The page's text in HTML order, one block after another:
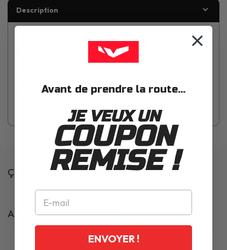
Description
Dmd Pinlock Rivale 06
Dmd Rivale 06
Ça pourrait t'intéresser
Articles complémentaires
Avant de prendre la route...
JE VEUX UN
COUPON
REMISE !
ENVOYER !